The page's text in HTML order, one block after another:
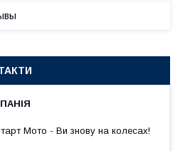
Мото - Ви знову на колесах!